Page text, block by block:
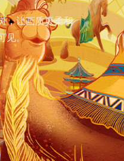
，让画质更柔和
见。